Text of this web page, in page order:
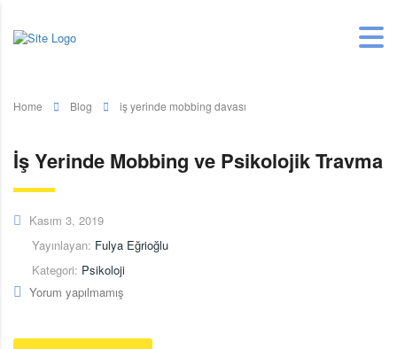
Home Blog iş yerinde mobbing davası
İş Yerinde Mobbing ve Psikolojik Travma
Kasım 3, 2019
Yayınlayan: Fulya Eğrioğlu
Kategori: Psikoloji
Yorum yapılmamış